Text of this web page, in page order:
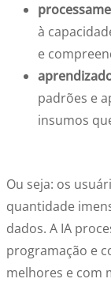
à
e
padrões e
insumos
Ou seja: os
quantidade
dados. A IA
programação e
melhores e com